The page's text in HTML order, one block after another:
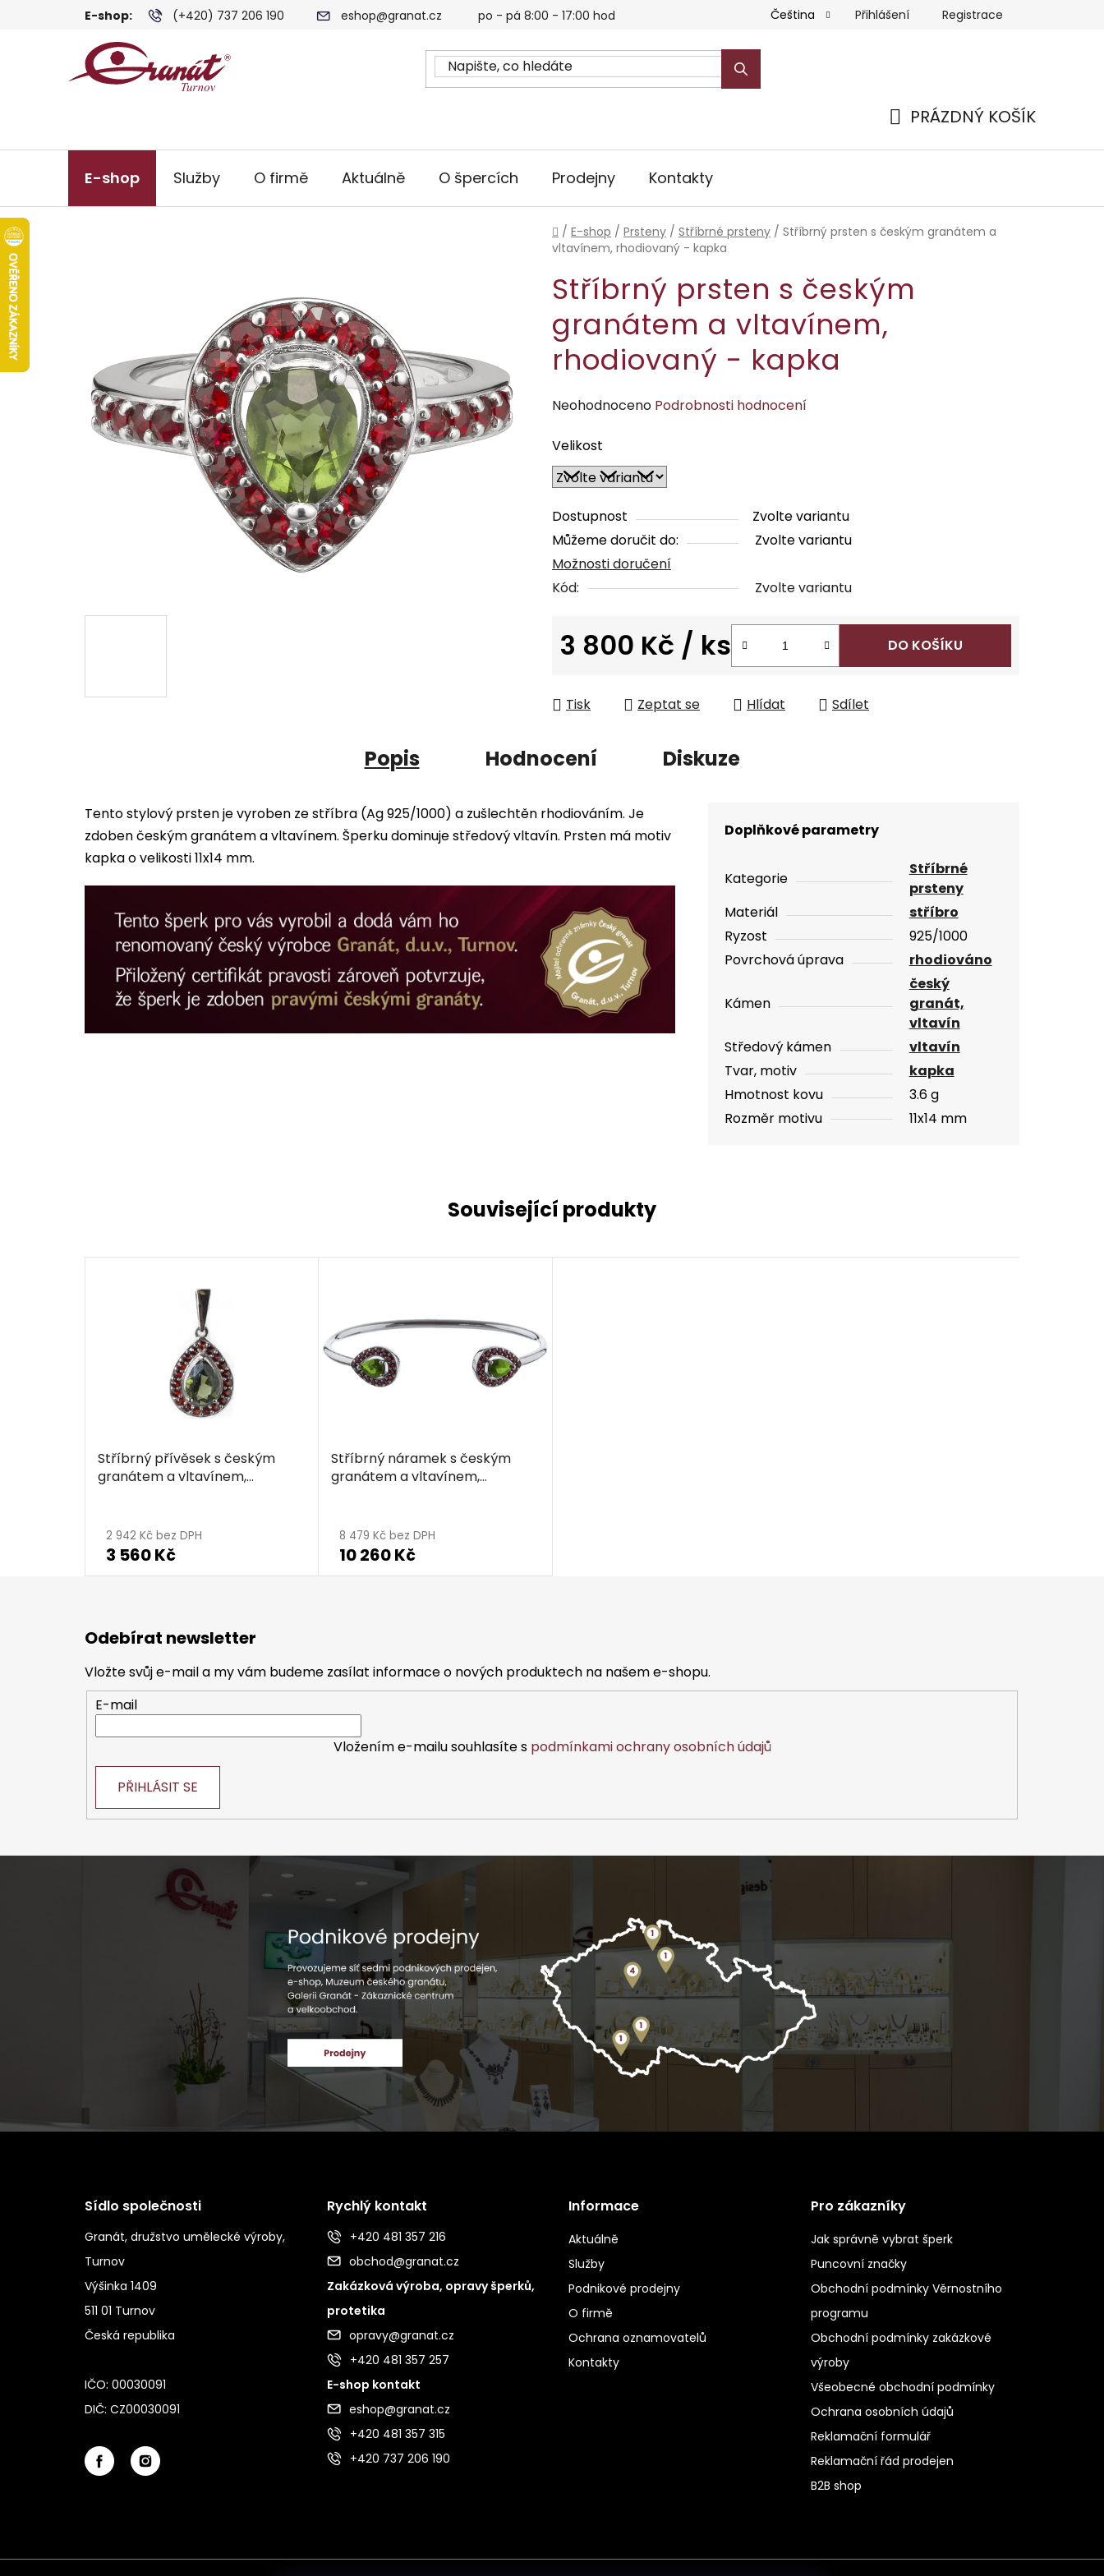
E-shop: (+420) 737 206 190 eshop@granat.cz po - pá 8:00 - 17:00 hod Čeština Přihlášení Registrace
PRÁZDNÝ KOŠÍK
E-shop Služby O firmě Aktuálně O špercích Prodejny Kontakty
Domů
/ E-shop / Prsteny / Stříbrné prsteny / Stříbrný prsten s českým granátem a
vltavínem, rhodiovaný - kapka
Stříbrný prsten s českým
granátem a vltavínem,
rhodiovaný - kapka
Průměrné
produktu
je
0,0
z
5
hvězdiček.
Neohodnoceno Podrobnosti hodnocení
Velikost
Dostupnost
Zvolte variantu
Můžeme doručit do:
Zvolte variantu
Možnosti doručení
Kód:
Zvolte variantu
3 800 Kč / ks DO KOŠÍKU
Tisk Zeptat se Hlídat Sdílet
Popis Hodnocení Diskuze
Tento stylový prsten je vyroben ze stříbra (Ag 925/1000) a zušlechtěn rhodiováním. Je
zdoben českým granátem a vltavínem. Šperku dominuje středový vltavín. Prsten má motiv
kapka o velikosti 11x14 mm.
Doplňkové parametry
Kategorie
Stříbrné
prsteny
Materiál
stříbro
Ryzost
925/1000
Povrchová úprava
rhodiováno
Kámen
český
granát,
vltavín
Středový kámen
vltavín
Tvar, motiv
kapka
Hmotnost kovu
3.6 g
Rozměr motivu
11x14 mm
Související produkty
Stříbrný přívěsek s českým
granátem a vltavínem,
2 942 Kč bez DPH
3 560 Kč
Stříbrný náramek s českým
granátem a vltavínem,
8 479 Kč bez DPH
10 260 Kč
Odebírat newsletter
Vložte svůj e-mail a my vám budeme zasílat informace o nových produktech na našem e-shopu.
E-mail
Vložením e-mailu souhlasíte s podmínkami ochrany osobních údajů
PŘIHLÁSIT SE
Sídlo společnosti
Granát, družstvo umělecké výroby,
Turnov
Výšinka 1409
511 01 Turnov
Česká republika
IČO: 00030091
DIČ: CZ00030091
Rychlý kontakt
+420 481 357 216
obchod@granat.cz
Zakázková výroba, opravy šperků,
protetika
opravy@granat.cz
+420 481 357 257
E-shop kontakt
eshop@granat.cz
+420 481 357 315
+420 737 206 190
Informace
Aktuálně
Služby
Podnikové prodejny
O firmě
Ochrana oznamovatelů
Kontakty
Pro zákazníky
Jak správně vybrat šperk
Puncovní značky
Obchodní podmínky Věrnostního
programu
Obchodní podmínky zakázkové
výroby
Všeobecné obchodní podmínky
Ochrana osobních údajů
Reklamační formulář
Reklamační řád prodejen
B2B shop